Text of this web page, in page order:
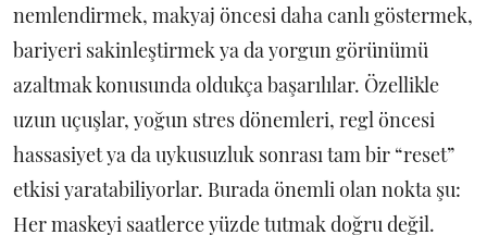
nemlendirmek, makyaj öncesi daha canlı göstermek,
bariyeri sakinleştirmek ya da yorgun görünümü
azaltmak konusunda oldukça başarılılar. Özellikle
uzun uçuşlar, yoğun stres dönemleri, regl öncesi
hassasiyet ya da uykusuzluk sonrası tam bir “reset”
etkisi yaratabiliyorlar. Burada önemli olan nokta şu:
Her maskeyi saatlerce yüzde tutmak doğru değil.